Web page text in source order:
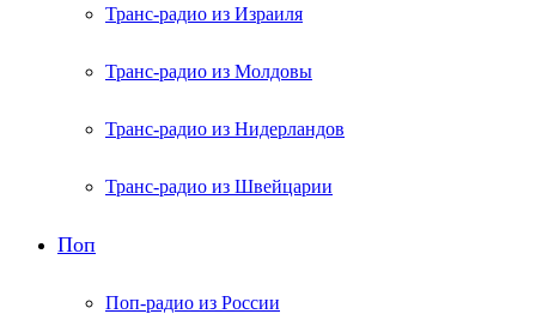
Транс-радио из Израиля
Транс-радио из Молдовы
Транс-радио из Нидерландов
Транс-радио из Швейцарии
Поп
Поп-радио из России